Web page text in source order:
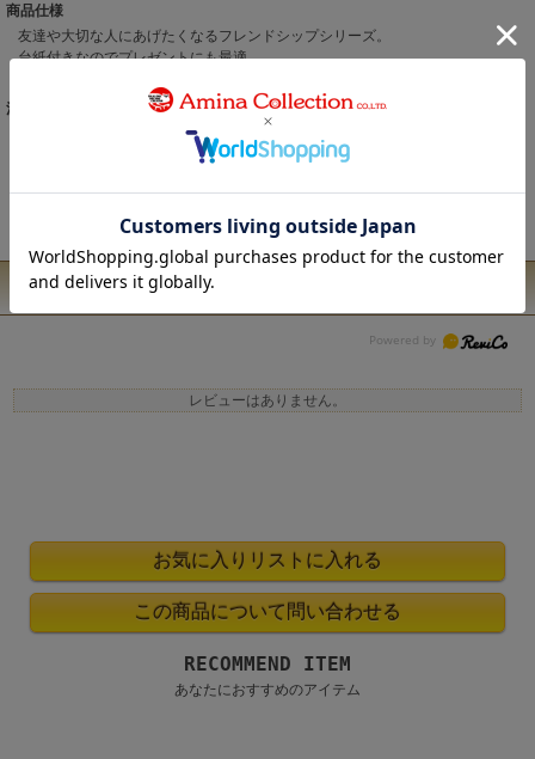
商品仕様
友達や大切な人にあげたくなるフレンドシップシリーズ。
台紙付きなのでプレゼントにも最適。
注意事項
こちらの商品は、職人による手作りとなります。 ◆生地の取り方により1点1
点柄の出方・配置、形や色に多少の誤差が生じる場合があります。 ◆オンラ
有しています。 ◆お使いのパソコン環境により、実際の商品の色と表示され
ている色に違いが生じる場合がございます
ユーザーレビュー
レビューはありません。
RECOMMEND ITEM
あなたにおすすめのアイテム